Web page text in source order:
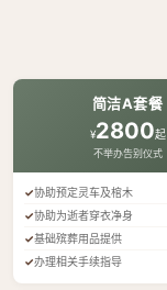
简洁A套餐
¥2800起
不举办告别仪式
协助预定灵车及棺木
协助为逝者穿衣净身
基础殡葬用品提供
办理相关手续指导